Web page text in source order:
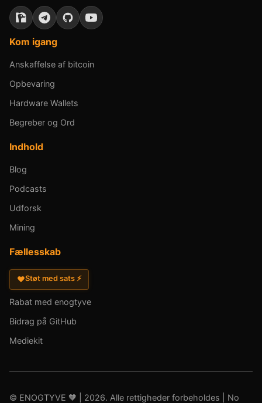
Kom igang
Anskaffelse af bitcoin
Opbevaring
Hardware Wallets
Begreber og Ord
Indhold
Blog
Podcasts
Udforsk
Mining
Fællesskab
♥Støt med sats ⚡
Rabat med enogtyve
Bidrag på GitHub
Mediekit
© ENOGTYVE 🧡 | 2026. Alle rettigheder forbeholdes | No